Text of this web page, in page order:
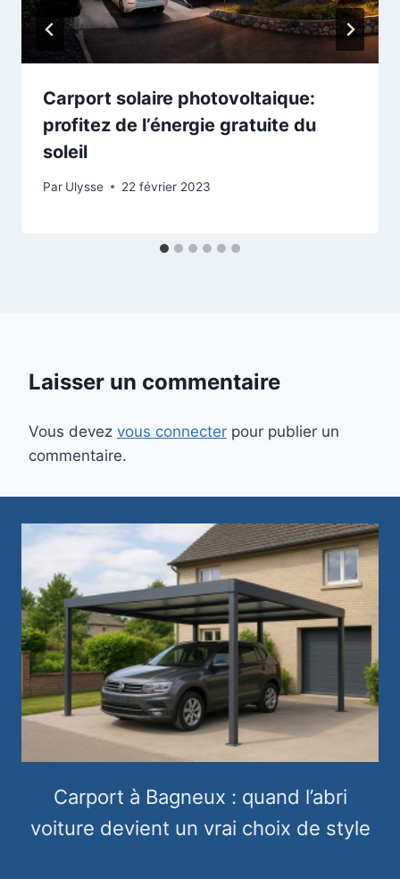
cohérentes pour tous les besoins de séchage du
linge quelle que soit la condition environnementale
Carport solaire photovoltaique:
profitez de l’énergie gratuite du
soleil
Par Ulysse 22 février 2023
Laisser un commentaire
Vous devez vous connecter pour publier un
commentaire.
Carport à Bagneux : quand l’abri
voiture devient un vrai choix de style